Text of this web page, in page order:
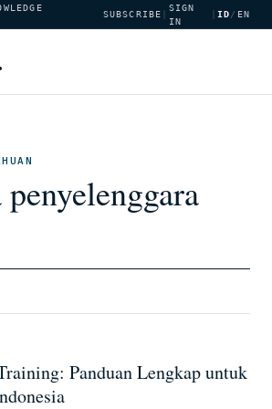
SUBSCRIBE
SIGN
IN
ID/ EN
penyelenggara
Panduan Lengkap untuk